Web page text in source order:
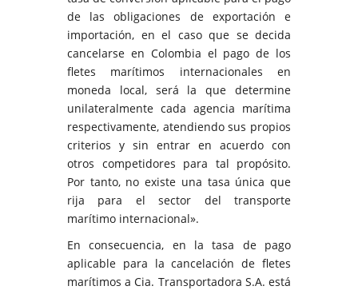
de las obligaciones de exportación e
importación, en el caso que se decida
cancelarse en Colombia el pago de los
fletes marítimos internacionales en
moneda local, será la que determine
unilateralmente cada agencia marítima
respectivamente, atendiendo sus propios
criterios y sin entrar en acuerdo con
otros competidores para tal propósito.
Por tanto, no existe una tasa única que
rija para el sector del transporte
marítimo internacional».
En consecuencia, en la tasa de pago
aplicable para la cancelación de fletes
marítimos a Cia. Transportadora S.A. está